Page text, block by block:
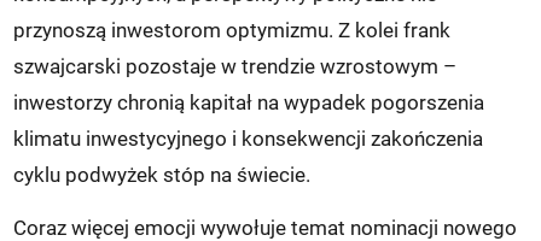
przynoszą inwestorom optymizmu. Z kolei frank
szwajcarski pozostaje w trendzie wzrostowym –
inwestorzy chronią kapitał na wypadek pogorszenia
klimatu inwestycyjnego i konsekwencji zakończenia
cyklu podwyżek stóp na świecie.
Coraz więcej emocji wywołuje temat nominacji nowego